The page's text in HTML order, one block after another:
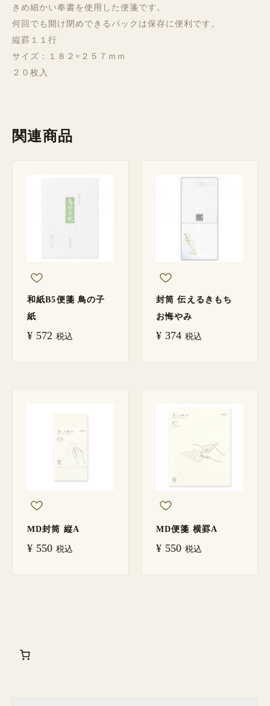
きめ細かい奉書を使用した便箋です。
何回でも開け閉めできるパックは保存に便利です。
縦罫１１行
サイズ：１８２×２５７ｍｍ
２０枚入
関連商品
和紙B5便箋 鳥の子
紙
¥ 572 税込
封筒 伝えるきもち
お悔やみ
¥ 374 税込
MD封筒 縦A
¥ 550 税込
MD便箋 横罫A
¥ 550 税込